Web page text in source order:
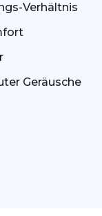
Verhältnis
Geräusche